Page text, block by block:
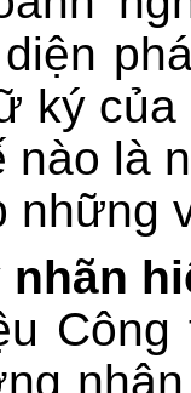
ký
nào là
những